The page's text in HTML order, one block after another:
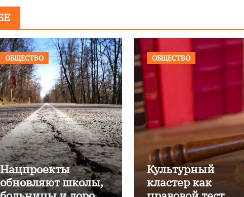
ОБЩЕСТВО
Нацпроекты
обновляют школы,
ОБЩЕСТВО
Культурный
кластер как